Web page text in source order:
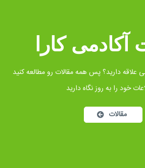
آکادمی کارا
دارید؟ پس همه مقالات رو مطالعه کنید
خود را به روز نگاه دارید
مقالات